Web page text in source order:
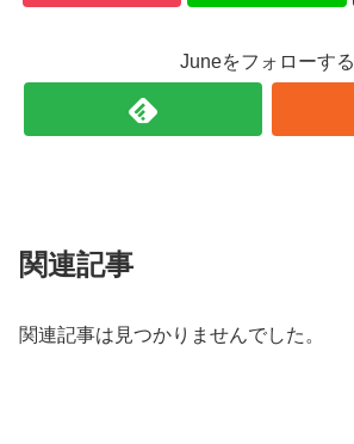
Juneをフォローする
関連記事
関連記事は見つかりませんでした。